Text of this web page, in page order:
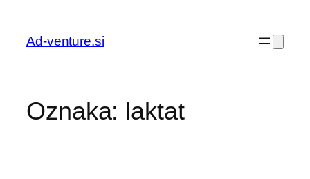
vsebino
Ad-venture.si
Oznaka: laktat